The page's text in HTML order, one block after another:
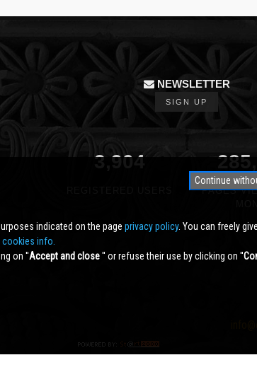
NEWSLETTER
SIGN UP
3,904
PAGES
Continue
indicated on the page privacy policy. You can freely
cookies info.
on ''Accept and close'' or refuse their use by clicking on ''